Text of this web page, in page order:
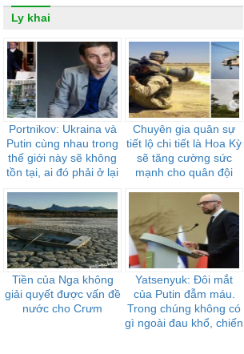
Ly khai
Portnikov: Ukraina và
Putin cùng nhau trong
thế giới này sẽ không
tồn tại, ai đó phải ở lại
Chuyên gia quân sự
tiết lộ chi tiết là Hoa Kỳ
sẽ tăng cường sức
mạnh cho quân đội
lửa “Stingers”,
“Javelins” và trực
thăng Mi-17
Tiền của Nga không
giải quyết được vấn đề
nước cho Crưm
Yatsenyuk: Đôi mắt
của Putin đẫm máu.
Trong chúng không có
gì ngoài đau khổ, chiến